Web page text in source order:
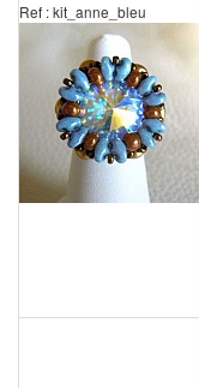
Ref : kit_anne_bleu